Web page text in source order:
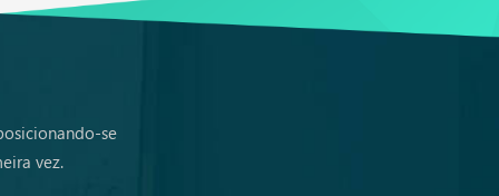
se
vez.